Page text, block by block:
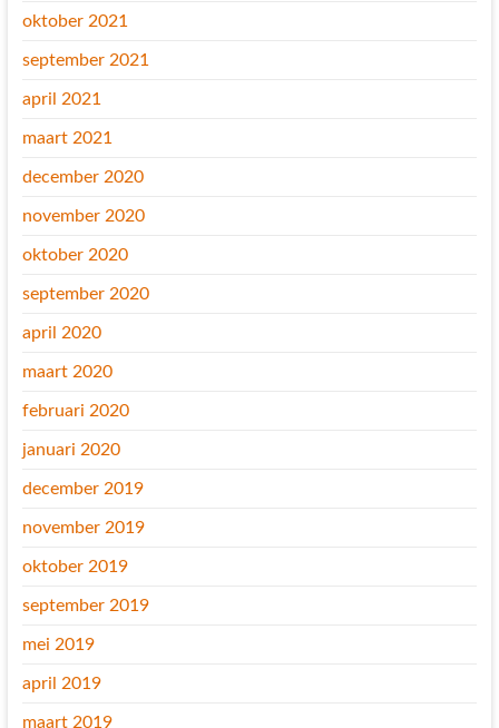
oktober 2021
september 2021
april 2021
maart 2021
december 2020
november 2020
oktober 2020
september 2020
april 2020
maart 2020
februari 2020
januari 2020
december 2019
november 2019
oktober 2019
september 2019
mei 2019
april 2019
maart 2019